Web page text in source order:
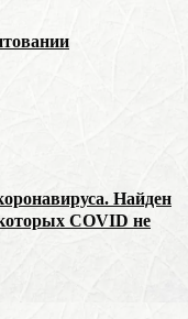
Найден
COVID не